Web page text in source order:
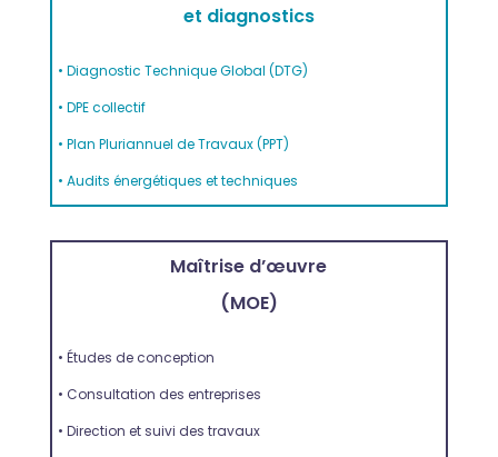
et diagnostics
• Diagnostic Technique Global (DTG)
• DPE collectif
• Plan Pluriannuel de Travaux (PPT)
• Audits énergétiques et techniques
Maîtrise d’œuvre
(MOE)
• Études de conception
• Consultation des entreprises
• Direction et suivi des travaux